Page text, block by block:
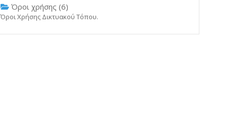
Όροι χρήσης (6)
Όροι Χρήσης Δικτυακού Τόπου.